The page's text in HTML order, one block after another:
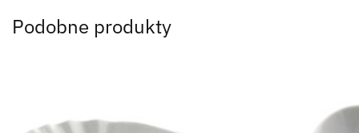
Podobne produkty